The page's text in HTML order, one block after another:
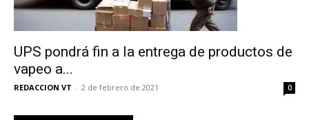
UPS pondrá fin a la entrega de productos de
vapeo a...
REDACCION VT - 2 de febrero de 2021 0